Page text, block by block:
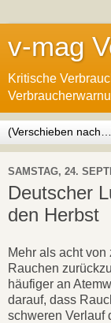
v-mag
Kritische
SAMSTAG, 24.
Deutscher
den Herbst
Mehr als acht
Rauchen
häufiger an
darauf, dass
schweren Verlauf